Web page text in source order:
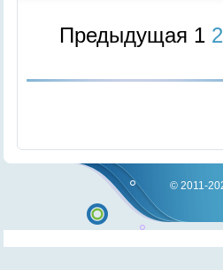
Предыдущая 1 2
© 2011-